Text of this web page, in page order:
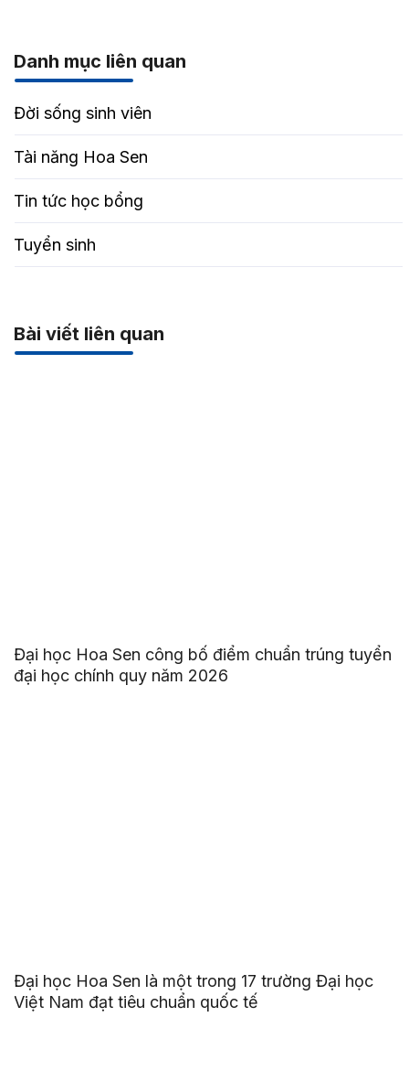
Danh mục liên quan
Đời sống sinh viên
Tài năng Hoa Sen
Tin tức học bổng
Tuyển sinh
Bài viết liên quan
Đại học Hoa Sen công bố điểm chuẩn trúng tuyển
đại học chính quy năm 2026
Đại học Hoa Sen là một trong 17 trường Đại học
Việt Nam đạt tiêu chuẩn quốc tế